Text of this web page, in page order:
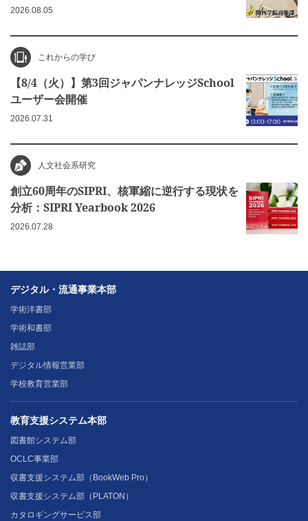
2026.08.05
これからの学び
【8/4（火）】第3回ジャパンナレッジSchool
ユーザー会開催
2026.07.31
人文社会系研究
創立60周年のSIPRI、核軍縮に逆行する現状を
分析：SIPRI Yearbook 2026
2026.07.28
デジタル・流通事業本部
学術洋書部
学術和書部
雑誌部
デジタル情報営業部
学校教育営業部
教育支援システム本部
図書館システム部
OCLC事業部
収書支援システム部（BookWeb Pro）
収書支援システム部（PLATON）
カタロギングサービス部